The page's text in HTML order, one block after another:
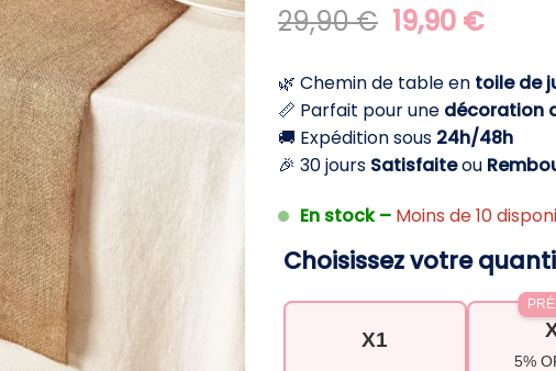
29,90€ Le
prix
initial
était :
29,90 €.
19,90 €Le
est :
🌿 Chemin de table en toile de
📏 Parfait pour une décoration
🚚 Expédition sous 24h/48h
🎉 30 jours Satisfaiteou
En stock – Moins de 10
Choisissez votre
X1
5%